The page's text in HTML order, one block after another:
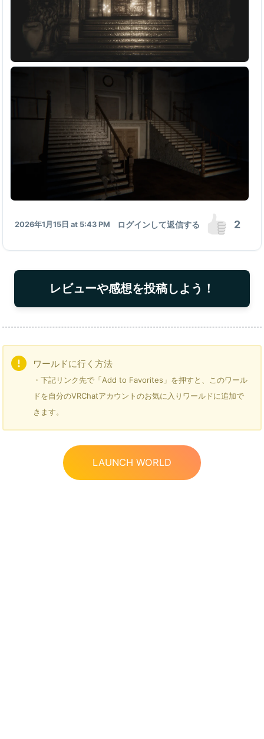
2026年1月15日 at 5:43 PM ログインして返信する 2
レビューや感想を投稿しよう！
ワールドに行く方法
・下記リンク先で「Add to Favorites」を押すと、このワール
ドを自分のVRChatアカウントのお気に入りワールドに追加で
きます。
LAUNCH WORLD